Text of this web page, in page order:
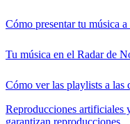
Cómo presentar tu música
Tu música en el Radar de
Cómo ver las playlists a las
Reproducciones artificiales